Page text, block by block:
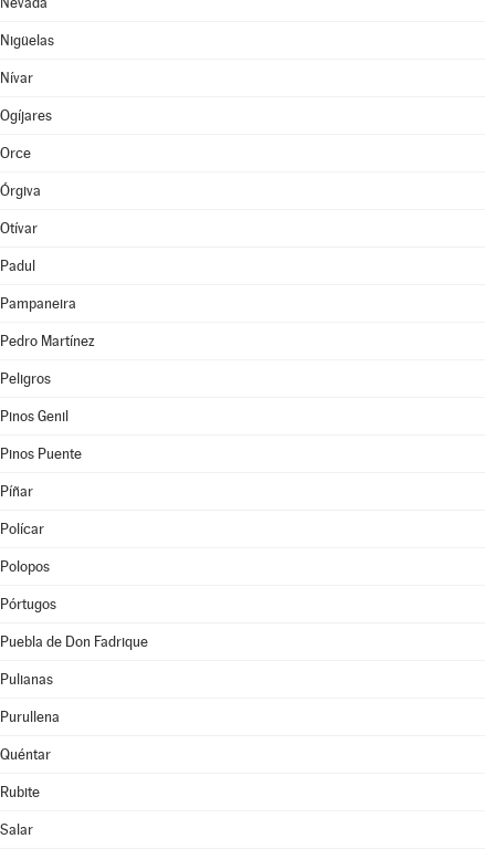
Nigüelas
Nívar
Ogíjares
Orce
Órgiva
Otívar
Padul
Pampaneira
Pedro Martínez
Peligros
Pinos Genil
Pinos Puente
Píñar
Polícar
Polopos
Pórtugos
Puebla de Don Fadrique
Pulianas
Purullena
Quéntar
Rubite
Salar